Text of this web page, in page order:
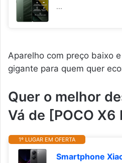
...
Aparelho com preço baixo
gigante para quem quer
Quer o melhor
Vá de [POCO X6
1º LUGAR EM OFERTA